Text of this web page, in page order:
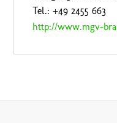
Tel.: +49 2455 663
http://www.mgv-